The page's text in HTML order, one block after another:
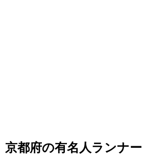
京都府の有名人ランナー